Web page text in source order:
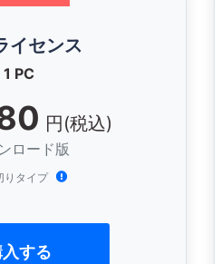
イセンス
1 PC
円(税込)
ロード版
りタイプ
する